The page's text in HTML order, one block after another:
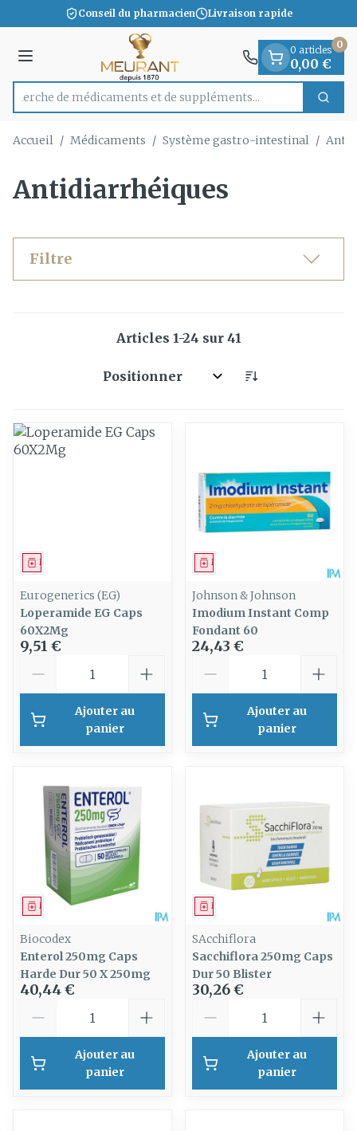
Aller au contenu
1 de 1
Conseil du pharmacien Livraison rapide
Menu
Rechercherde médicaments et de suppléments...
0 articles
0,00 €
0
Accueil / Médicaments / Système gastro-intestinal /
Antidiarrhéiques
Filtre
Articles 1-24 sur 41
Trier par:
Médicament
Eurogenerics (EG)
Loperamide EG Caps
60X2Mg
9,51 €
Ajouter au
panier
Médicament
Johnson & Johnson
Imodium Instant Comp
Fondant 60
24,43 €
Ajouter au
panier
Médicament
Biocodex
Enterol 250mg Caps
Harde Dur 50 X 250mg
40,44 €
Ajouter au
panier
Médicament
SAcchiflora
Sacchiflora 250mg Caps
Dur 50 Blister
30,26 €
Ajouter au
panier